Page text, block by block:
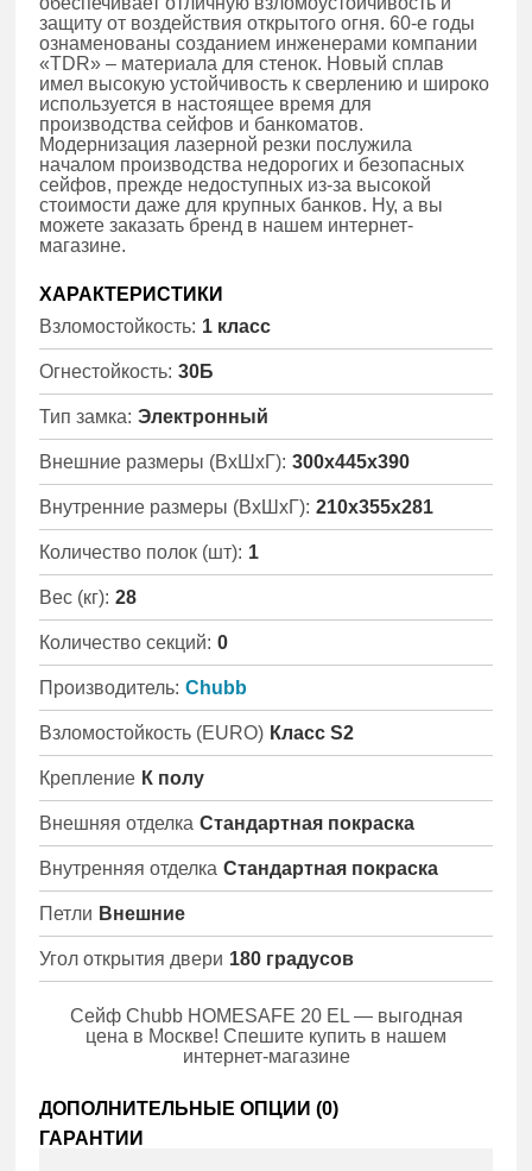
защиту от воздействия открытого огня. 60-е годы
ознаменованы созданием инженерами компании
«TDR» – материала для стенок. Новый сплав
имел высокую устойчивость к сверлению и широко
используется в настоящее время для
производства сейфов и банкоматов.
Модернизация лазерной резки послужила
началом производства недорогих и безопасных
сейфов, прежде недоступных из-за высокой
стоимости даже для крупных банков. Ну, а вы
можете заказать бренд в нашем интернет-
магазине.
ХАРАКТЕРИСТИКИ
Взломостойкость: 1 класс
Огнестойкость: 30Б
Тип замка: Электронный
Внешние размеры (ВхШхГ): 300x445x390
Внутренние размеры (ВхШхГ): 210x355x281
Количество полок (шт): 1
Вес (кг): 28
Количество секций: 0
Производитель: Chubb
Взломостойкость (EURO) Класс S2
Крепление К полу
Внешняя отделка Стандартная покраска
Внутренняя отделка Стандартная покраска
Петли Внешние
Угол открытия двери 180 градусов
Сейф Chubb HOMESAFE 20 EL — выгодная
цена в Москве! Спешите купить в нашем
интернет-магазине
ДОПОЛНИТЕЛЬНЫЕ ОПЦИИ (0)
ГАРАНТИИ